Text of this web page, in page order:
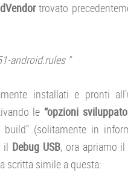
trovato
android.rules “
installati e pronti
le “opzioni
build” (solitamente in
il Debug USB, ora apriamo
scritta simile a questa: